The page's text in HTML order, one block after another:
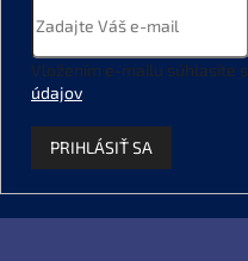
Vložením e-mailu súhlasíte s
údajov.
PRIHLÁSIŤ SA